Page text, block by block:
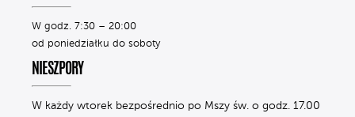
W godz. 7:30 – 20:00
od poniedziałku do soboty
NIESZPORY
W każdy wtorek bezpośrednio po Mszy św. o godz. 17.00